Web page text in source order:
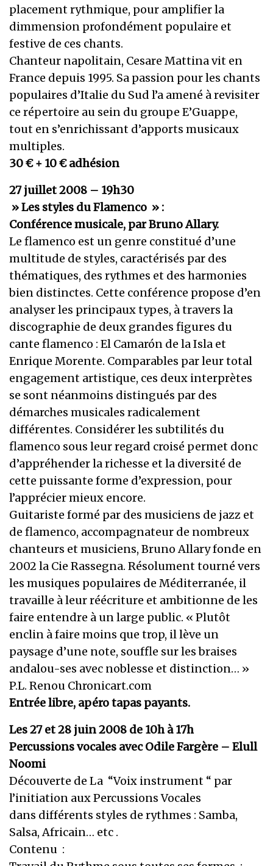
placement rythmique, pour amplifier la
dimmension profondément populaire et
festive de ces chants.
Chanteur napolitain, Cesare Mattina vit en
France depuis 1995. Sa passion pour les chants
populaires d’Italie du Sud l’a amené à revisiter
ce répertoire au sein du groupe E’Guappe,
tout en s’enrichissant d’apports musicaux
multiples.
30 € + 10 € adhésion
27 juillet 2008 – 19h30
» Les styles du Flamenco » :
Conférence musicale, par Bruno Allary.
Le flamenco est un genre constitué d’une
multitude de styles, caractérisés par des
thématiques, des rythmes et des harmonies
bien distinctes. Cette conférence propose d’en
analyser les principaux types, à travers la
discographie de deux grandes figures du
cante flamenco : El Camarón de la Isla et
Enrique Morente. Comparables par leur total
engagement artistique, ces deux interprètes
se sont néanmoins distingués par des
démarches musicales radicalement
différentes. Considérer les subtilités du
flamenco sous leur regard croisé permet donc
d’appréhender la richesse et la diversité de
cette puissante forme d’expression, pour
l’apprécier mieux encore.
Guitariste formé par des musiciens de jazz et
de flamenco, accompagnateur de nombreux
chanteurs et musiciens, Bruno Allary fonde en
2002 la Cie Rassegna. Résolument tourné vers
les musiques populaires de Méditerranée, il
travaille à leur réécriture et ambitionne de les
faire entendre à un large public. « Plutôt
enclin à faire moins que trop, il lève un
paysage d’une note, souffle sur les braises
andalou-ses avec noblesse et distinction… »
P.L. Renou Chronicart.com
Entrée libre, apéro tapas payants.
Les 27 et 28 juin 2008 de 10h à 17h
Percussions vocales avec Odile Fargère – Elull
Noomi
Découverte de La “Voix instrument “ par
l’initiation aux Percussions Vocales
dans différents styles de rythmes : Samba,
Salsa, Africain… etc .
Contenu :